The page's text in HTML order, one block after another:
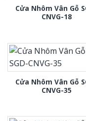
Cửa Nhôm Vân Gỗ
CNVG-18
Cửa Nhôm Vân Gỗ
CNVG-35